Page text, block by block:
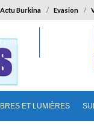
Actu Burkina Evasion
ET LUMIÈRES
LUMIÈRES